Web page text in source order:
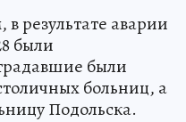
результате аварии
были
были
больниц, а
Подольска.